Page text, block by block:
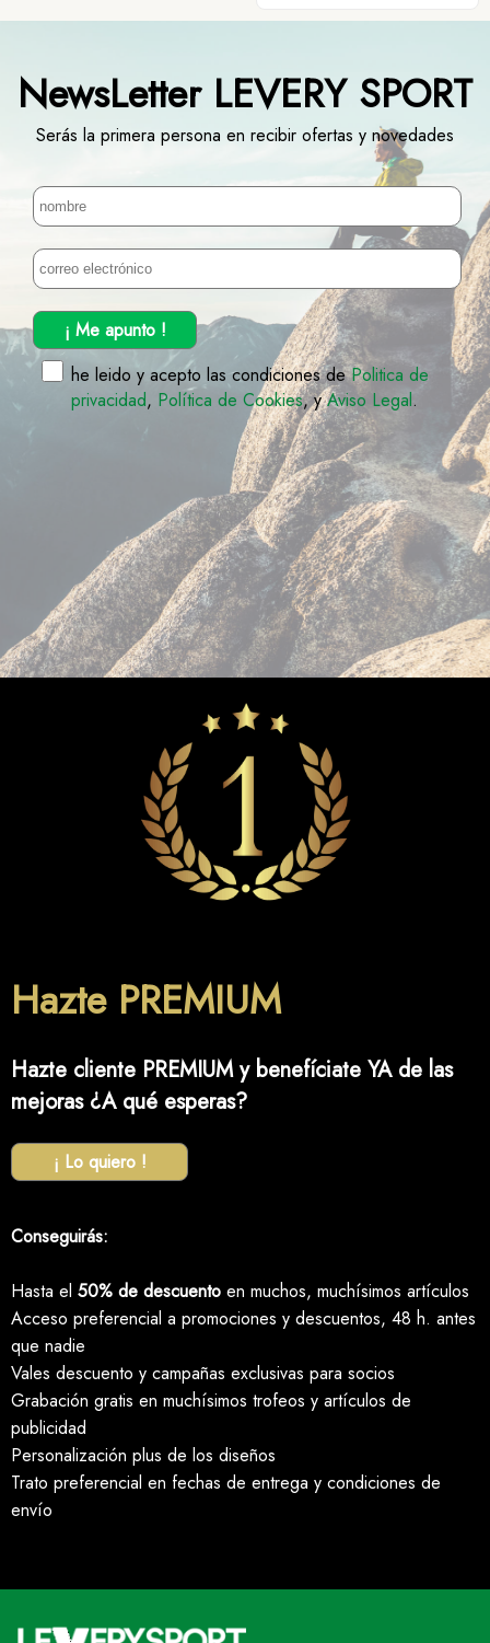
NewsLetter LEVERY SPORT
Serás la primera persona en recibir ofertas y novedades
¡ Me apunto !
he leido y acepto las condiciones dePolitica de
privacidad, Política de Cookies, yAviso Legal.
Hazte PREMIUM
Hazte cliente PREMIUM y benefíciate YA de las
mejoras ¿A qué esperas?
¡ Lo quiero !
Conseguirás:
Hasta el 50% de descuento en muchos, muchísimos artículos
Acceso preferencial a promociones y descuentos, 48 h. antes
que nadie
Vales descuento y campañas exclusivas para socios
Grabación gratis en muchísimos trofeos y artículos de
publicidad
Personalización plus de los diseños
Trato preferencial en fechas de entrega y condiciones de
envío